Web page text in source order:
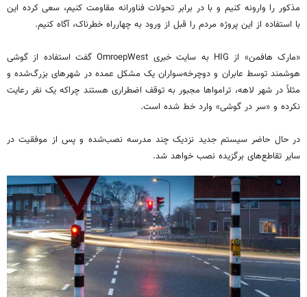
مذکور را وارونه کنیم و با در برابر تحولات فناورانه مقاومت کنیم، سعی کرده این
با استفاده از این پروژه مردم را قبل از ورود به چهارراه خطرناک، آگاه کنیم.
«مارک هافمن» از HIG به سایت خبری OmroepWest گفت استفاده از گوشی
هوشمند توسط عابران و دوچرخه‌سواران یک مشکل عمده در شهرهای بزرگ‌شده و
مثلاً در شهر لاهه، ترامواها مجبور به توقف اضطراری هستند چراکه یک نفر رعایت
نکرده و «سر در گوشی» وارد خط شده است.
در حال حاضر سیستم جدید نزدیک چند مدرسه نصب‌شده و پس از موفقیت در
سایر تقاطع‌های برگزیده نصب خواهد شد.